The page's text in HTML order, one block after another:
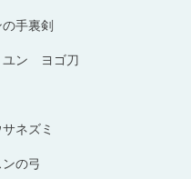
手裏剣
ユン ヨゴ刀
ネズミ
の弓